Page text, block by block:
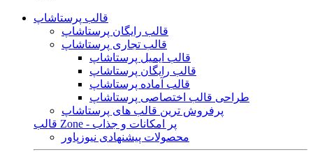
قالب پرستاشاپ
قالب رایگان پرستاشاپ
قالب تجاری پرستاشاپ
قالب ایمیل پرستاشاپ
قالب رایگان پرستاشاپ
قالب آماده پرستاشاپ
طراحی قالب اختصاصی پرستاشاپ
پرفروش ترین قالب های پرستاشاپ
قالب Zone - پر امکانات و جذاب
محصولات پیشنهادی نیوزپاور